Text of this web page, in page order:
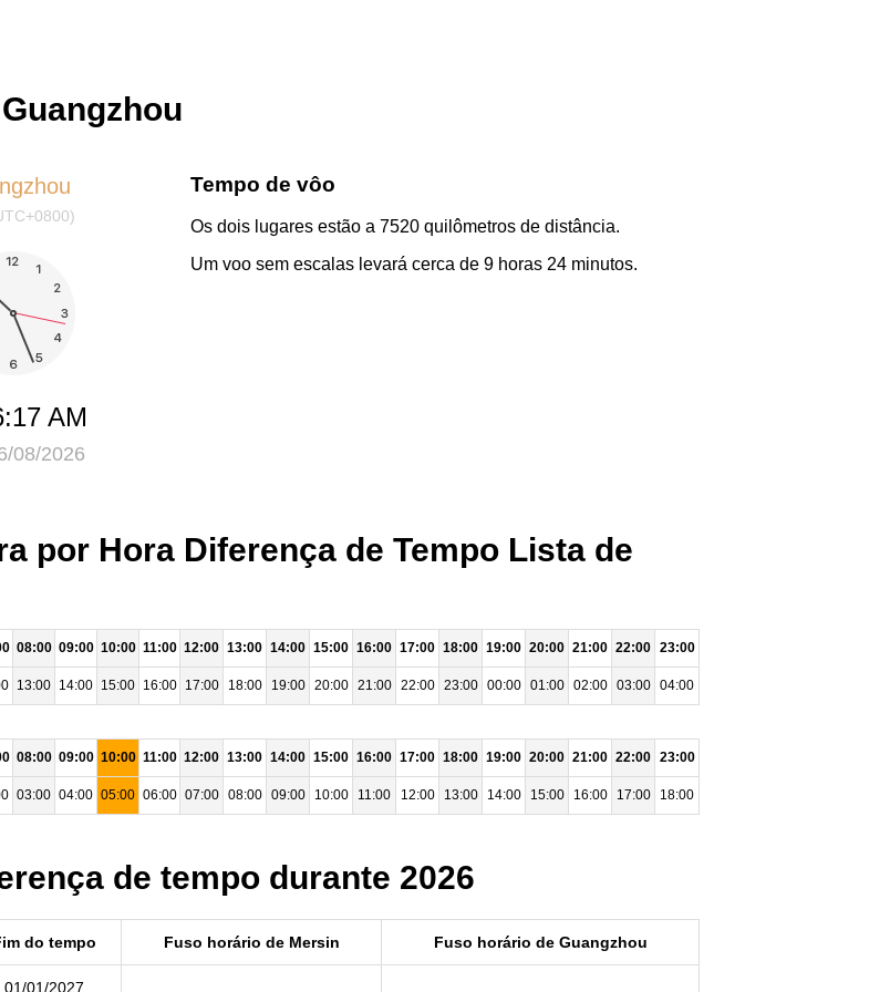
AM
08/2026
Tempo de vôo
Os dois lugares estão a 7520 quilômetros de distância.
Um voo sem escalas levará cerca de 9 horas 24 minutos.
por Hora Diferença de Tempo Lista de
08:00 09:00 10:00 11:00 12:00 13:00 14:00 15:00 16:00 17:00 18:00 19:00 20:00 21:00 22:00 23:00
13:00 14:00 15:00 16:00 17:00 18:00 19:00 20:00 21:00 22:00 23:00 00:00 01:00 02:00 03:00 04:00
08:00 09:00 10:00 11:00 12:00 13:00 14:00 15:00 16:00 17:00 18:00 19:00 20:00 21:00 22:00 23:00
03:00 04:00 05:00 06:00 07:00 08:00 09:00 10:00 11:00 12:00 13:00 14:00 15:00 16:00 17:00 18:00
de tempo durante 2026
do tempo Fuso horário de Mersin Fuso horário de Guangzhou
01/01/2027